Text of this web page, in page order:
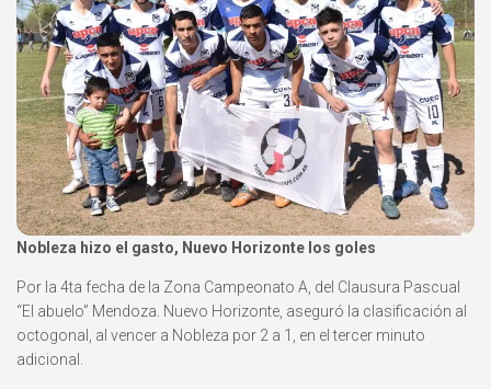
Nobleza hizo el gasto, Nuevo Horizonte los goles
Por la 4ta fecha de la Zona Campeonato A, del Clausura Pascual
“El abuelo” Mendoza. Nuevo Horizonte, aseguró la clasificación al
octogonal, al vencer a Nobleza por 2 a 1, en el tercer minuto
adicional.